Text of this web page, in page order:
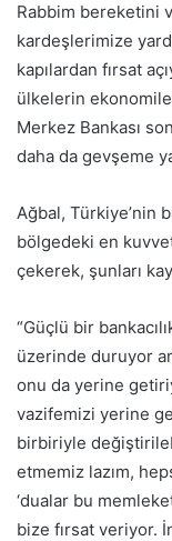
Rabbim bereketini
kardeşlerimize
kapılardan fırsat
ülkelerin
Merkez Bankası
daha da gevşeme
Ağbal, Türkiye’nin
bölgedeki en
çekerek, şunları
“Güçlü bir
üzerinde duruyor
onu da yerine
vazifemizi yerine
birbiriyle
etmemiz lazım,
‘dualar bu
bize fırsat veriyor.